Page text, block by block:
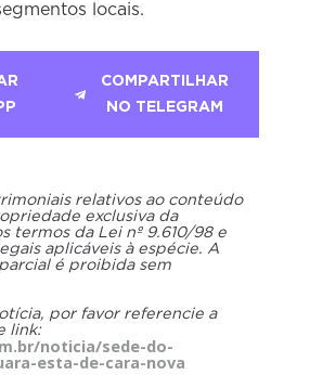
locais.
COMPARTILHAR
NO TELEGRAM
relativos ao conteúdo
exclusiva da
termos da Lei nº 9.610/98 e
aplicáveis à espécie. A
é proibida sem
por favor referencie a
link:
noticia/sede-do-
esta-de-cara-nova